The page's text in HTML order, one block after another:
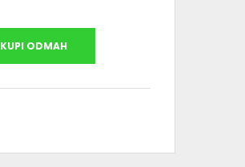
KUPI ODMAH